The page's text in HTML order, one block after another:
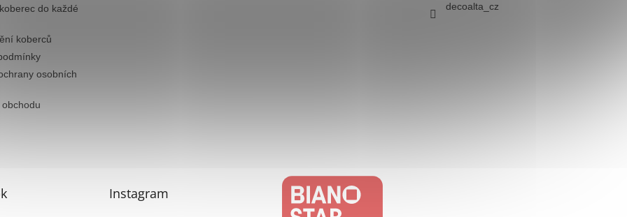
do každé
koberců
osobních
decoalta_cz
Instagram